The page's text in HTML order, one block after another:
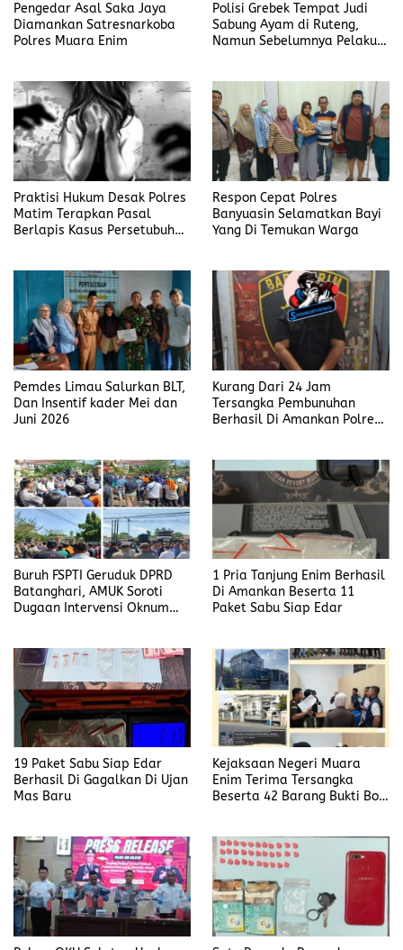
Pengedar Asal Saka Jaya
Diamankan Satresnarkoba
Polres Muara Enim
Polisi Grebek Tempat Judi
Sabung Ayam di Ruteng,
Namun Sebelumnya Pelaku
Praktisi Hukum Desak Polres
Matim Terapkan Pasal
Berlapis Kasus Persetubuhan
Respon Cepat Polres
Banyuasin Selamatkan Bayi
Yang Di Temukan Warga
Pemdes Limau Salurkan BLT,
Dan Insentif kader Mei dan
Juni 2026
Kurang Dari 24 Jam
Tersangka Pembunuhan
Berhasil Di Amankan Polres
Buruh FSPTI Geruduk DPRD
Batanghari, AMUK Soroti
Dugaan Intervensi Oknum
1 Pria Tanjung Enim Berhasil
Di Amankan Beserta 11
Paket Sabu Siap Edar
19 Paket Sabu Siap Edar
Berhasil Di Gagalkan Di Ujan
Mas Baru
Kejaksaan Negeri Muara
Enim Terima Tersangka
Beserta 42 Barang Bukti Bobi